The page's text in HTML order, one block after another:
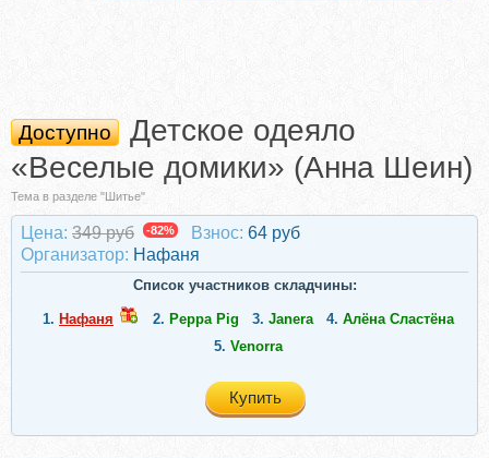
Доступно
Детское одеяло
«Веселые домики» (Анна Шеин)
Тема в разделе "Шитье"
Цена: 349 руб -82% Взнос: 64 руб
Организатор: Нафаня
Список участников складчины:
1. Нафаня 2. Peppa Pig 3. Janera 4. Алёна Сластёна
5. Venorra
Купить